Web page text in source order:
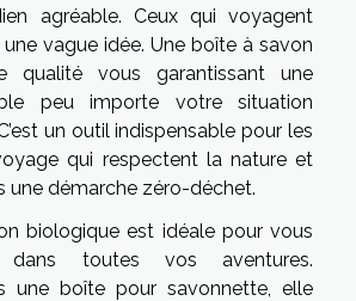
agréable. Ceux qui voyagent
vague idée. Une boîte à savon
qualité vous garantissant une
peu importe votre situation
un outil indispensable pour les
qui respectent la nature et
une démarche zéro-déchet.
biologique est idéale pour vous
dans toutes vos aventures.
une boîte pour savonnette, elle